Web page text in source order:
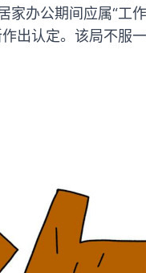
家办公期间应属“工
出认定。该局不服